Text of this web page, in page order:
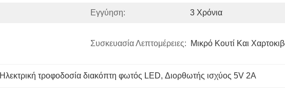
Εγγύηση: 3 Χρόνια
Συσκευασία Λεπτομέρειες: Μικρό Κουτί Και
Ηλεκτρική τροφοδοσία διακόπτη φωτός LED, Διορθωτής ισχύος 5V 2A